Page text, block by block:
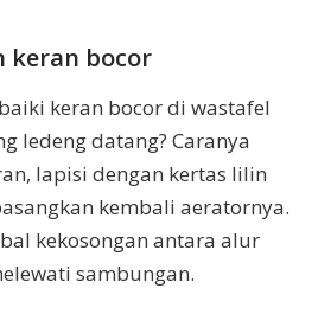
keran bocor
keran bocor di wastafel
ledeng datang? Caranya
lapisi dengan kertas lilin
kembali aeratornya.
kekosongan antara alur
sambungan.